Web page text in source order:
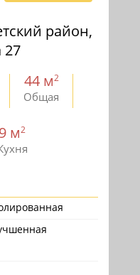
район,
27
44 м2
Общая
9 м2